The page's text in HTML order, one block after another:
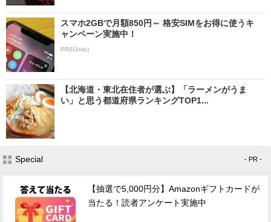
スマホ2GBで月額850円～ 格安SIMをお得に使うキ
ャンペーン実施中！
PR(IIJmio)
【北海道・東北在住者が選ぶ】「ラーメンがうま
い」と思う都道府県ランキングTOP1...
Special - PR -
【抽選で5,000円分】Amazonギフトカードが
当たる！読者アンケート実施中